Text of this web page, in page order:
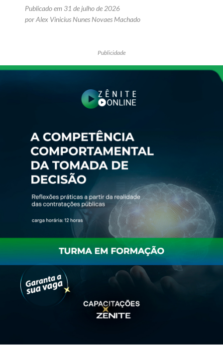
Publicado em 31 de julho de 2026
por Alex Vinicius Nunes Novaes Machado
Publicidade